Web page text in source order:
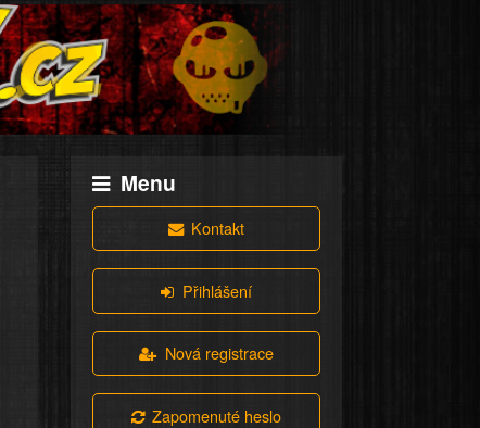
Menu
Kontakt
Přihlášení
Nová registrace
Zapomenuté heslo